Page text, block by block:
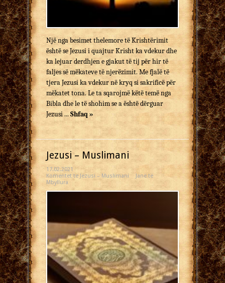
Një nga besimet thelemore të Krishtërimit
është se Jezusi i quajtur Krisht ka vdekur dhe
ka lejuar derdhjen e gjakut të tij për hir të
faljes së mëkateve të njerëzimit. Me fjalë të
tjera Jezusi ka vdekur në kryq si sakrificë për
mëkatet tona. Le ta sqarojmë këtë temë nga
Bibla dhe le të shohim se a është dërguar
Jezusi ...Shfaq »
Jezusi – Muslimani
17.02.2021
Komentet te Jezusi – Muslimani
Janë të
Mbyllura